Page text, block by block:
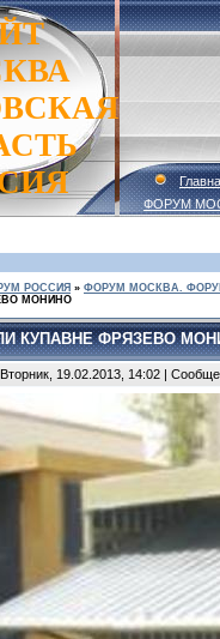
ФОРУМ
РОССИЯ » ФОРУМ МОСКВА.
МОНИНО
КУПАВНЕ ФРЯЗЕВО
19.02.2013, 14:02 |